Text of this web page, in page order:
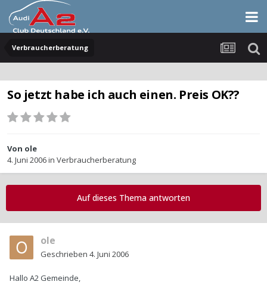
Verbraucherberatung
So jetzt habe ich auch einen. Preis OK??
Von ole
4. Juni 2006in Verbraucherberatung
Auf dieses Thema antworten
ole
Geschrieben 4. Juni 2006
Hallo A2 Gemeinde,